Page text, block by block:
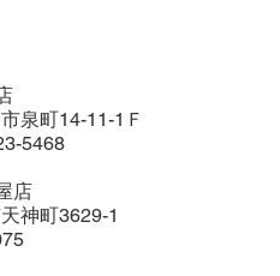
泉町14-11-1Ｆ
5468
店
神町3629-1